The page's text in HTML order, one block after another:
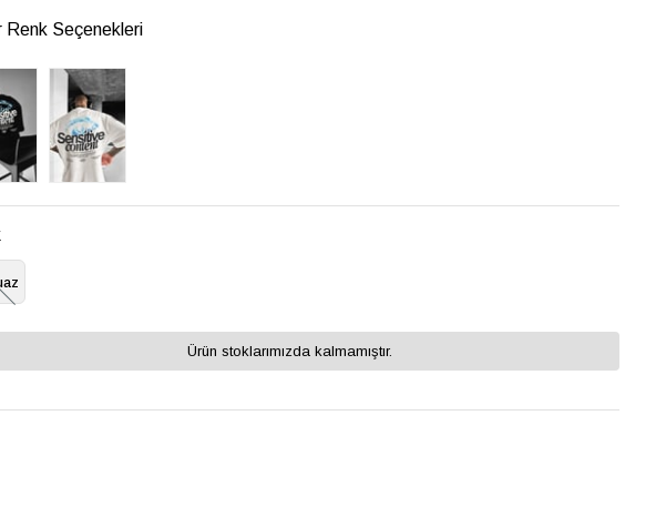
Renk Seçenekleri
Ürün stoklarımızda kalmamıştır.